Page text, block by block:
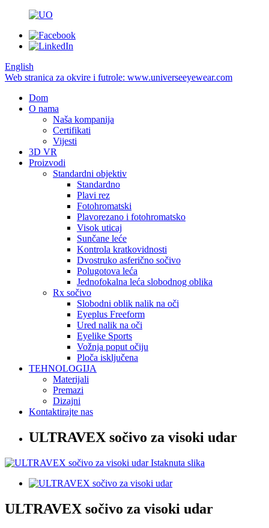
English
Web stranica za okvire i futrole: www.universeeyewear.com
Dom
O nama
Naša kompanija
Certifikati
Vijesti
3D VR
Proizvodi
Standardni objektiv
Standardno
Plavi rez
Fotohromatski
Plavorezano i fotohromatsko
Visok uticaj
Sunčane leće
Kontrola kratkovidnosti
Dvostruko asferično sočivo
Polugotova leća
Jednofokalna leća slobodnog oblika
Rx sočivo
Slobodni oblik nalik na oči
Eyeplus Freeform
Ured nalik na oči
Eyelike Sports
Vožnja poput očiju
Ploča isključena
TEHNOLOGIJA
Materijali
Premazi
Dizajni
Kontaktirajte nas
ULTRAVEX sočivo za visoki udar
ULTRAVEX sočivo za visoki udar